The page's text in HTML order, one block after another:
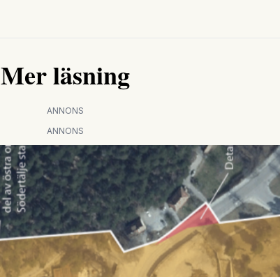
Mer läsning
ANNONS
ANNONS